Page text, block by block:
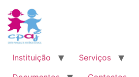
Instituição Serviços